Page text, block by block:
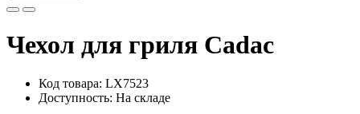
Чехол для гриля Cadac
Код товара: LX7523
Доступность: На складе